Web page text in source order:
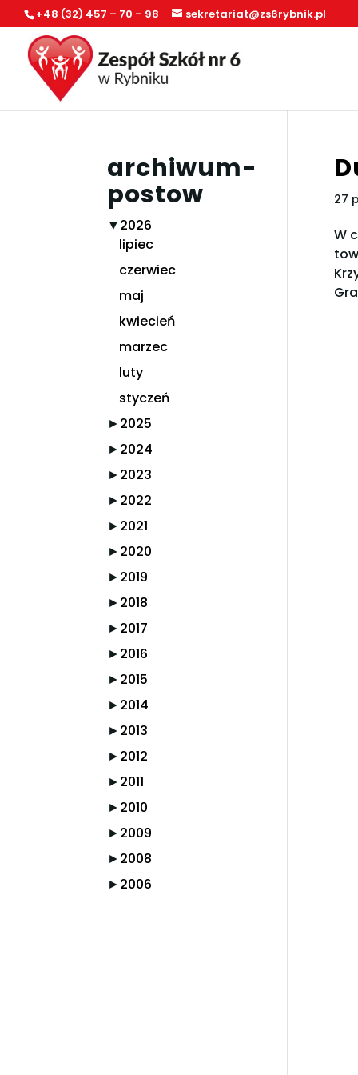
+48 (32) 457 – 70 – 98 sekretariat@zs6rybnik.pl
27
W
archiwum-
postow
▼2026
lipiec
czerwiec
maj
kwiecień
marzec
luty
styczeń
►2025
►2024
►2023
►2022
►2021
►2020
►2019
►2018
►2017
►2016
►2015
►2014
►2013
►2012
►2011
►2010
►2009
►2008
►2006